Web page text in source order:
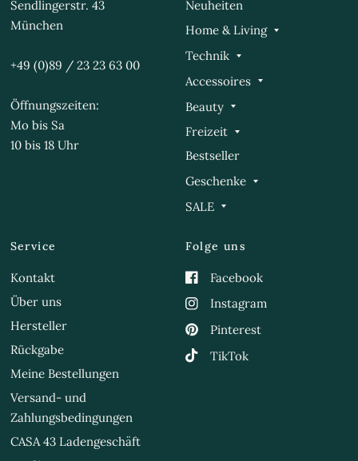
Sendlingerstr. 43
München
+49 (0)89 / 23 23 63 00
Öffnungszeiten:
Mo bis Sa
10 bis 18 Uhr
Neuheiten
Home & Living
Technik
Accessoires
Beauty
Freizeit
Bestseller
Geschenke
SALE
Service
Kontakt
Über uns
Hersteller
Rückgabe
Meine Bestellungen
Versand- und
Zahlungsbedingungen
CASA 43 Ladengeschäft
Folge uns
Facebook
Instagram
Pinterest
TikTok